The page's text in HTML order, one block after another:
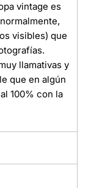
vintage es
visibles) que
llamativas y
que en algún
100% con la